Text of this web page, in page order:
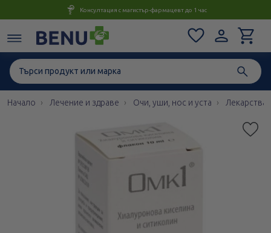
Консултация с магистър-фармацевт до 1 час
Начало Лечение и здраве Очи, уши, нос и уста Лекарства